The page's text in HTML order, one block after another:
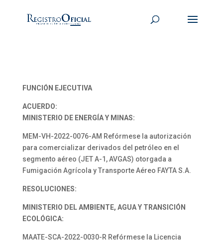
FUNCIÓN EJECUTIVA
ACUERDO:
MINISTERIO DE ENERGÍA Y MINAS:
MEM-VH-2022-0076-AM Refórmese la autorización
para comercializar derivados del petróleo en el
segmento aéreo (JET A-1, AVGAS) otorgada a
Fumigación Agrícola y Transporte Aéreo FAYTA S.A.
RESOLUCIONES:
MINISTERIO DEL AMBIENTE, AGUA Y TRANSICIÓN
ECOLÓGICA:
MAATE-SCA-2022-0030-R Refórmese la Licencia